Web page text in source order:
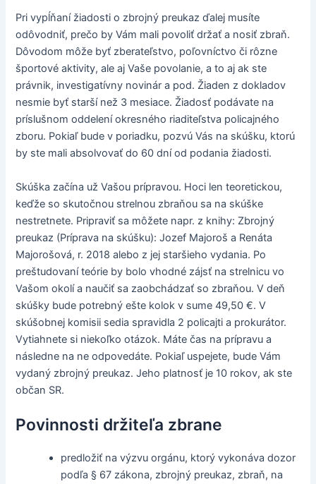
Pri vypĺňaní žiadosti o zbrojný preukaz ďalej musíte
odôvodniť, prečo by Vám mali povoliť držať a nosiť zbraň.
Dôvodom môže byť zberateľstvo, poľovníctvo či rôzne
športové aktivity, ale aj Vaše povolanie, a to aj ak ste
právnik, investigatívny novinár a pod. Žiaden z dokladov
nesmie byť starší než 3 mesiace. Žiadosť podávate na
príslušnom oddelení okresného riaditeľstva policajného
zboru. Pokiaľ bude v poriadku, pozvú Vás na skúšku, ktorú
by ste mali absolvovať do 60 dní od podania žiadosti.
Skúška začína už Vašou prípravou. Hoci len teoretickou,
keďže so skutočnou strelnou zbraňou sa na skúške
nestretnete. Pripraviť sa môžete napr. z knihy: Zbrojný
preukaz (Príprava na skúšku): Jozef Majoroš a Renáta
Majorošová, r. 2018 alebo z jej staršieho vydania. Po
preštudovaní teórie by bolo vhodné zájsť na strelnicu vo
Vašom okolí a naučiť sa zaobchádzať so zbraňou. V deň
skúšky bude potrebný ešte kolok v sume 49,50 €. V
skúšobnej komisii sedia spravidla 2 policajti a prokurátor.
Vytiahnete si niekoľko otázok. Máte čas na prípravu a
následne na ne odpovedáte. Pokiaľ uspejete, bude Vám
vydaný zbrojný preukaz. Jeho platnosť je 10 rokov, ak ste
občan SR.
Povinnosti držiteľa zbrane
predložiť na výzvu orgánu, ktorý vykonáva dozor
podľa § 67 zákona, zbrojný preukaz, zbraň, na